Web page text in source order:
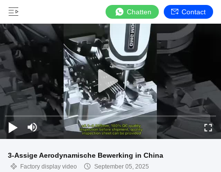
Chatten Contact
3-Assige Aerodynamische Bewerking in China
Factory display video
September 05, 2025